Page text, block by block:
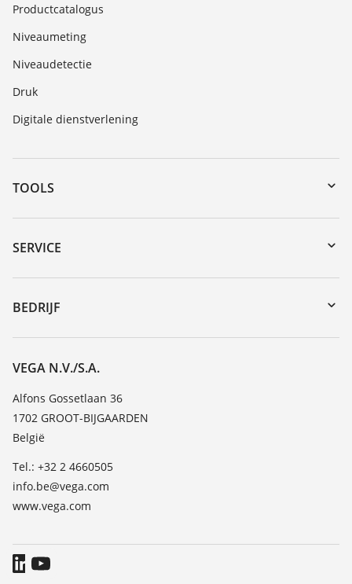
Productcatalogus
Niveaumeting
Niveaudetectie
Druk
Digitale dienstverlening
TOOLS
Downloads
Serienummer zoeken
DTM Collection/PACTware
SERVICE
Reparatieformulier instrument
Seminars
TeamViewer
BEDRIJF
Vacature
Over VEGA
Contact
Nieuws
Persberichten
Blog
VEGA N.V./S.A.
Alfons Gossetlaan 36
1702 GROOT-BIJGAARDEN
België
Tel.: +32 2 4660505
info.be@vega.com
www.vega.com